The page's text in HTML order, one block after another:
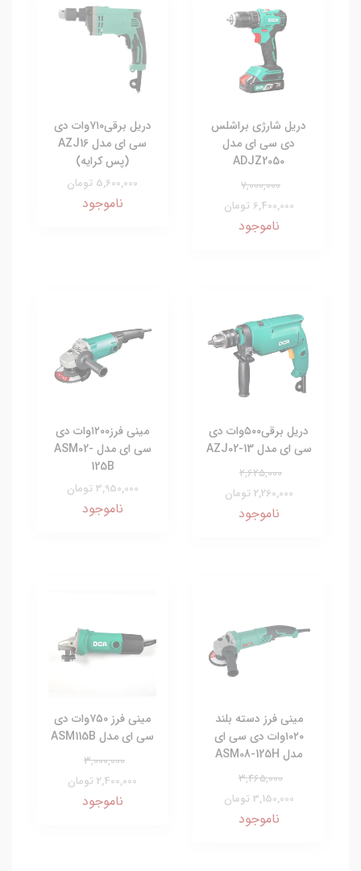
دریل شارژی براشلس
دی سی ای مدل
ADJZ2050
7,000,000
6,400,000 تومان
ناموجود
دریل برقی۷۱۰وات دی
سی ای مدل AZJ16
(پس کرایه)
5,600,000 تومان
ناموجود
دریل برقی۵۰۰وات دی
سی ای مدل AZJ02-13
2,625,000
2,260,000 تومان
ناموجود
مینی فرز۱۲۰۰وات دی
سی ای مدل ASM02-
125B
3,950,000 تومان
ناموجود
مینی فرز دسته بلند
۱۰۲۰وات دی سی ای
مدل ASM08-125H
3,465,000
3,150,000 تومان
ناموجود
مینی فرز ۷۵۰وات دی
سی ای مدل ASM115B
3,000,000
2,400,000 تومان
ناموجود